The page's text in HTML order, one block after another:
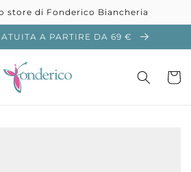
store di Fonderico Biancheria
A PARTIRE DA 69 €